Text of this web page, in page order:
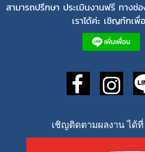
สามารถปรึกษา ประเมินงานฟรี ทางช่
เราได้ค่ะ เชิญทักเพื่
เชิญติดตามผลงาน ได้ที่